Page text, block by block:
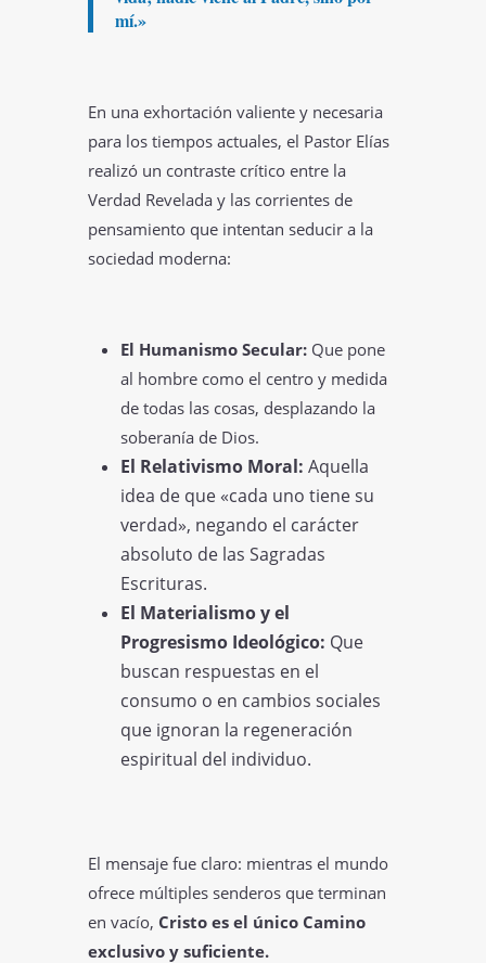
mí.»
En una exhortación valiente y necesaria
para los tiempos actuales, el Pastor Elías
realizó un contraste crítico entre la
Verdad Revelada y las corrientes de
pensamiento que intentan seducir a la
sociedad moderna:
El Humanismo Secular:Que pone
al hombre como el centro y medida
de todas las cosas, desplazando la
soberanía de Dios.
El Relativismo Moral: Aquella
idea de que «cada uno tiene su
verdad», negando el carácter
absoluto de las Sagradas
Escrituras.
El Materialismo y el
Progresismo Ideológico: Que
buscan respuestas en el
consumo o en cambios sociales
que ignoran la regeneración
espiritual del individuo.
El mensaje fue claro: mientras el mundo
ofrece múltiples senderos que terminan
en vacío, Cristo es el único Camino
exclusivo y suficiente.